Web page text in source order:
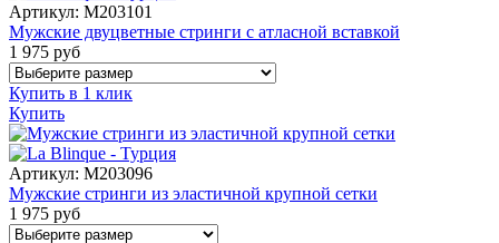
Артикул: M203101
Мужские двуцветные стринги с атласной вставкой
1 975 руб
Купить в 1 клик
Купить
Артикул: M203096
Мужские стринги из эластичной крупной сетки
1 975 руб